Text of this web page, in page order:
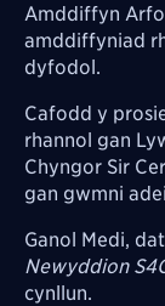
Amddiffyn
amddiffyniad
dyfodol.
Cafodd y
rhannol gan
Chyngor Sir
gan gwmni
Ganol Medi,
Newyddion
cynllun.